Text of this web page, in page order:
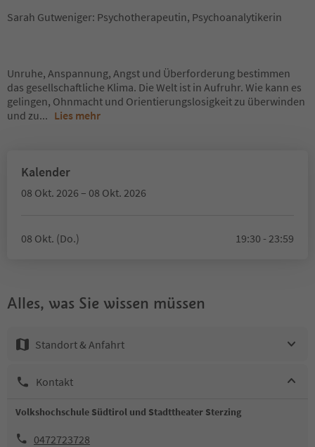
Sarah Gutweniger: Psychotherapeutin, Psychoanalytikerin
Unruhe, Anspannung, Angst und Überforderung bestimmen
das gesellschaftliche Klima. Die Welt ist in Aufruhr. Wie kann es
gelingen, Ohnmacht und Orientierungslosigkeit zu überwinden
und zu... Lies mehr
Kalender
08 Okt. 2026 – 08 Okt. 2026
08 Okt. (Do.) 19:30 - 23:59
Alles, was Sie wissen müssen
Standort & Anfahrt
Kontakt
Volkshochschule Südtirol und Stadttheater Sterzing
0472723728